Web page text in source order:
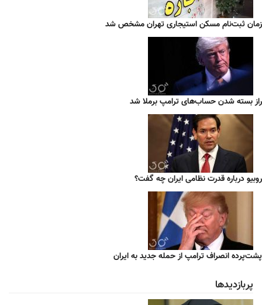
زمان ثبت‌نام مسکن استیجاری تهران مشخص شد
راز بسته شدن حساب‌های ترامپ برملا شد
روبیو درباره قدرت نظامی ایران چه گفت؟
پشت‌پرده انصراف ترامپ از حمله جدید به ایران
پربازدیدها